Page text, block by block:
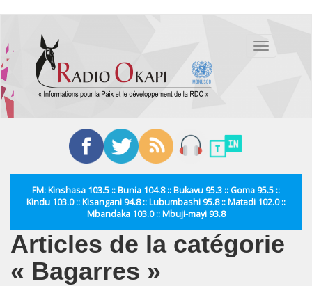
contenu
principal
Toggle
FM: Kinshasa 103.5 :: Bunia 104.8 :: Bukavu 95.3 :: Goma 95.5 ::
Kindu 103.0 :: Kisangani 94.8 :: Lubumbashi 95.8 :: Matadi 102.0 ::
Mbandaka 103.0 :: Mbuji-mayi 93.8
Articles de la catégorie
« Bagarres »